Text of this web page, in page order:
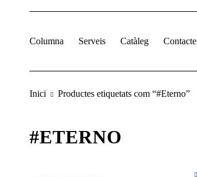
Columna Serveis Catàleg Contacte
Inici Productes etiquetats com “#Eterno”
#ETERNO